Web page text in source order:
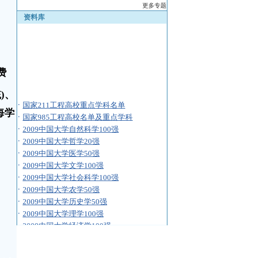
)、
学
更多专题
资料库
国家211工程高校重点学科名单
国家985工程高校名单及重点学科
2009中国大学自然科学100强
2009中国大学哲学20强
2009中国大学医学50强
2009中国大学文学100强
2009中国大学社会科学100强
2009中国大学农学50强
2009中国大学历史学50强
2009中国大学理学100强
2009中国大学经济学100强